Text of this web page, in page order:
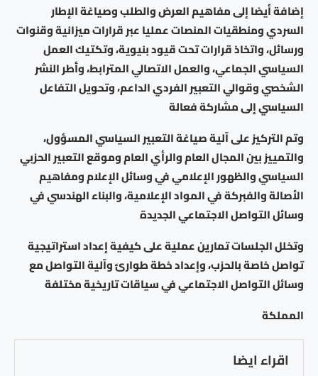
إضافة أيضا إلى مفاهيم العرض والطلب وصياغة الإطار
السردي ومنطقيات المنصات عمليا عبر قرارات ميزانية وقنوات
ورسائل، واتخاذ قرارات تحت قيود بنيوية، وتكتيك العمل
السياسي الجماعي، والعمل الاتصالي المترابط، وأطر النشر
الشخصي وقوالي التعبير الفردي الداعم، وتحويل التفاعل
السياسي إلى مشاركة فعالة
وتم التركيز على آلية صياغة التعبير السياسي المسؤول،
والتمييز بين المجال العام والرأي العام وموقع التعبير الحزبي
السياسي والظهور الإعلامي في وسائل الإعلام ومفاهيم
الأصالة والفبركة في المواد الإعلامية، والبناء الهندسي في
وسائل التواصل الاجتماعي الجديدة
وتخلل الجلسات تمارين عملية على كيفية إعداد استراتيجية
تواصل خاصة بالحزب، وإعداد خطة طوارئ وآلية التواصل مع
وسائل التواصل الاجتماعي في سياقات تاريخية مختلفة
المملكة
اقراء ايضا